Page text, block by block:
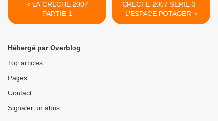
< LA CRECHE 2007
PARTIE 1
CRECHE 2007 SERIE 3 -
L'ESPACE POTAGER >
Hébergé par Overblog
Top articles
Pages
Contact
Signaler un abus